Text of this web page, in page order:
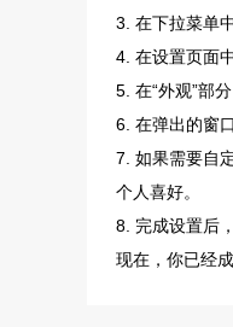
3. 在下拉菜单
4. 在设置页面
5. 在“外观”部
6. 在弹出的窗
7. 如果需要自
个人喜好。
8. 完成设置后
现在，你已经